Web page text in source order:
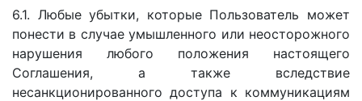
6.1. Любые убытки, которые Пользователь может
понести в случае умышленного или неосторожного
нарушения любого положения настоящего
Соглашения, а также вследствие
несанкционированного доступа к коммуникациям